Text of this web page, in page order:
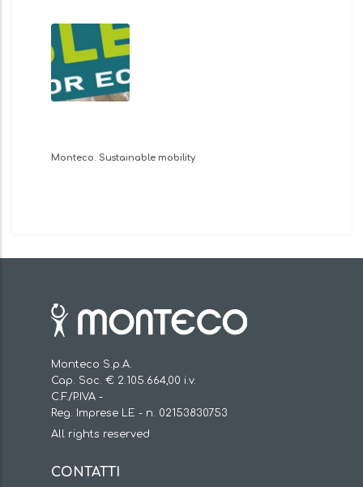
Monteco. Sustainable mobility
Monteco S.p.A.
Cap. Soc. € 2.105.664,00 i.v.
C.F./P.IVA -
Reg. Imprese LE - n. 02153830753
All rights reserved
CONTATTI